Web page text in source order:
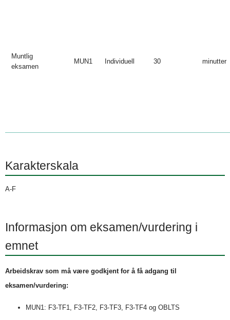
Muntlig
eksamen
MUN1 Individuell 30 minutter
Karakterskala
A-F
Informasjon om eksamen/vurdering i
emnet
Arbeidskrav som må være godkjent for å få adgang til
eksamen/vurdering:
MUN1: F3-TF1, F3-TF2, F3-TF3, F3-TF4 og OBLTS